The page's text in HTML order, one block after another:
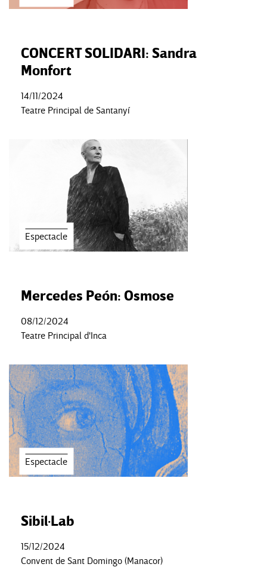
CONCERT SOLIDARI: Sandra
Monfort
14/11/2024
Teatre Principal de Santanyí
Espectacle
Mercedes Peón: Osmose
08/12/2024
Teatre Principal d'Inca
Espectacle
Sibil·Lab
15/12/2024
Convent de Sant Domingo (Manacor)